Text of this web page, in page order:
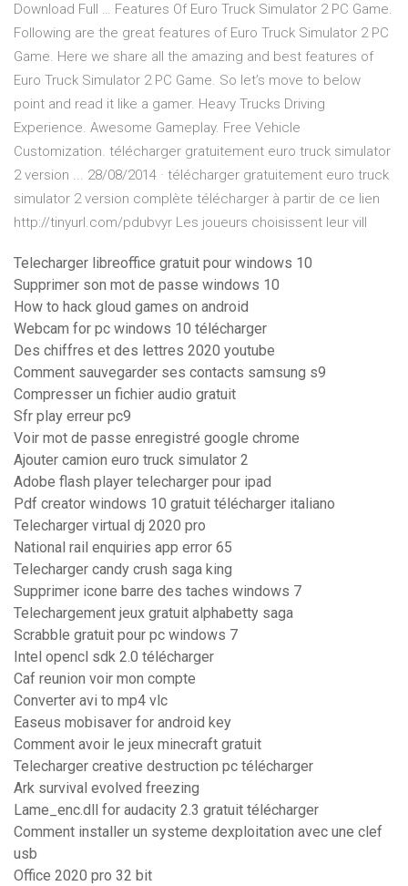
Download Full … Features Of Euro Truck Simulator 2 PC Game.
Following are the great features of Euro Truck Simulator 2 PC
Game. Here we share all the amazing and best features of
Euro Truck Simulator 2 PC Game. So let’s move to below
point and read it like a gamer. Heavy Trucks Driving
Experience. Awesome Gameplay. Free Vehicle
Customization. télécharger gratuitement euro truck simulator
2 version ... 28/08/2014 · télécharger gratuitement euro truck
simulator 2 version complète télécharger à partir de ce lien
http://tinyurl.com/pdubvyr Les joueurs choisissent leur vill
Telecharger libreoffice gratuit pour windows 10
Supprimer son mot de passe windows 10
How to hack gloud games on android
Webcam for pc windows 10 télécharger
Des chiffres et des lettres 2020 youtube
Comment sauvegarder ses contacts samsung s9
Compresser un fichier audio gratuit
Sfr play erreur pc9
Voir mot de passe enregistré google chrome
Ajouter camion euro truck simulator 2
Adobe flash player telecharger pour ipad
Pdf creator windows 10 gratuit télécharger italiano
Telecharger virtual dj 2020 pro
National rail enquiries app error 65
Telecharger candy crush saga king
Supprimer icone barre des taches windows 7
Telechargement jeux gratuit alphabetty saga
Scrabble gratuit pour pc windows 7
Intel opencl sdk 2.0 télécharger
Caf reunion voir mon compte
Converter avi to mp4 vlc
Easeus mobisaver for android key
Comment avoir le jeux minecraft gratuit
Telecharger creative destruction pc télécharger
Ark survival evolved freezing
Lame_enc.dll for audacity 2.3 gratuit télécharger
Comment installer un systeme dexploitation avec une clef
usb
Office 2020 pro 32 bit